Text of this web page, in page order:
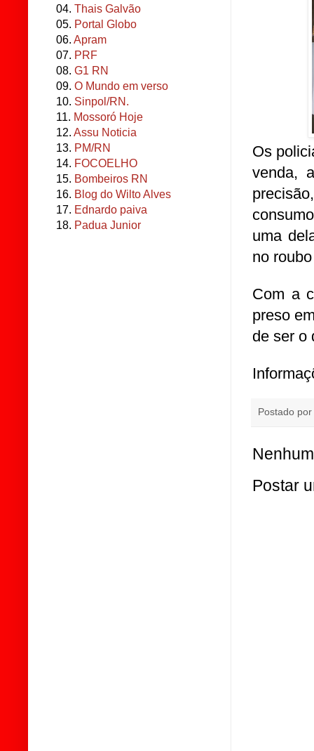
Os
venda,
uma
no
Com a
preso
de ser o
Postado por
Postar
04. Thais Galvão
05. Portal Globo
06. Apram
07. PRF
08. G1 RN
09. O Mundo em verso
10. Sinpol/RN.
11. Mossoró Hoje
12. Assu Noticia
13. PM/RN
14. FOCOELHO
15. Bombeiros RN
16. Blog do Wilto Alves
17. Ednardo paiva
18. Padua Junior